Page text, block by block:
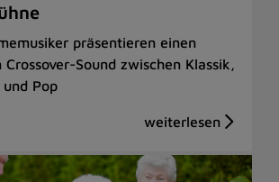
präsentieren einen
Sound zwischen Klassik,
Pop